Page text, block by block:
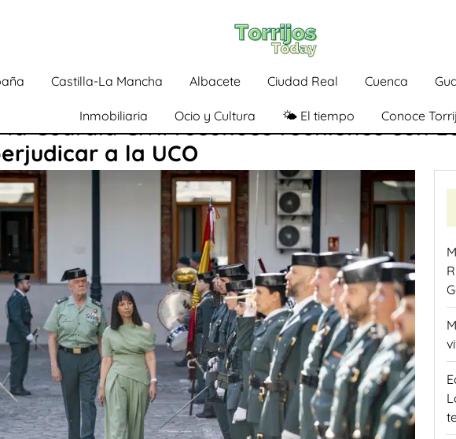
Castilla-La Mancha Albacete Ciudad Real Cuenca
Inmobiliaria Ocio y Cultura 🌤️ El tiempo Conoce
Guardia Civil reconoce reuniones con
a la UCO